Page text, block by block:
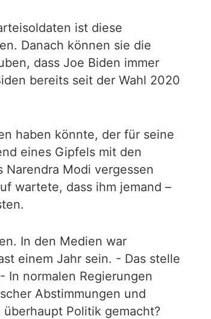
ist diese
Danach können sie die
dass Joe Biden immer
bereits seit der Wahl 2020
haben könnte, der für seine
eines Gipfels mit den
Modi vergessen
wartete, dass ihm jemand –
In den Medien war
einem Jahr sein. - Das stelle
In normalen Regierungen
Abstimmungen und
Politik gemacht?